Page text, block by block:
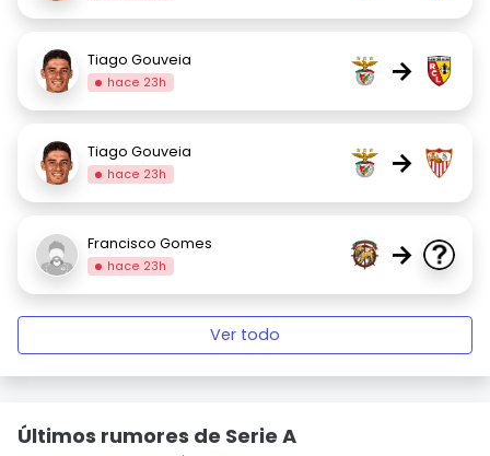
Tiago Gouveia
hace 23h →
Tiago Gouveia
hace 23h →
Francisco Gomes
hace 23h →
Ver todo
Últimos rumores de Serie A